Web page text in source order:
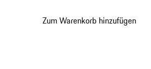
zu
Zum Warenkorb hinzufügen